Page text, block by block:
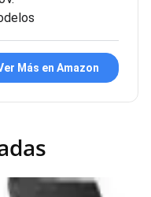
Más en Amazon